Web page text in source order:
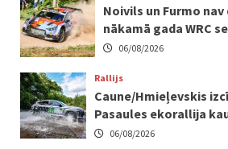
Noivils un Furmo
nākamā gada WRC
06/08/2026
Rallijs
Caune/Hmieļevskis
Pasaules ekorallija
06/08/2026